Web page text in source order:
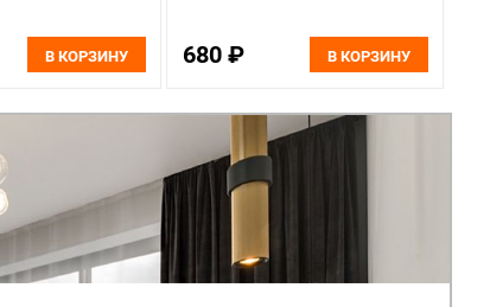
В КОРЗИНУ 680 ₽ В КОРЗИНУ